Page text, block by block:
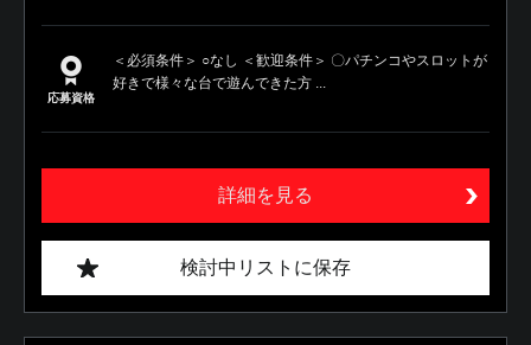
応募資格
＜必須条件＞ ○なし ＜歓迎条件＞ 〇パチンコやスロットが
好きで様々な台で遊んできた方 ...
詳細を見る
検討中リストに保存